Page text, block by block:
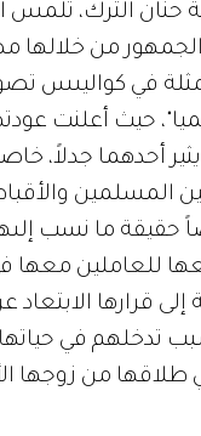
حنان الترك، تلمس
الجمهور من خلالها
في كواليىس
حيث أعلنت
أحدهما جدلاً،
المسلمين
حقيقة ما نسب
للعاملين
إلى قرارها
تدخلهم في
طلاقها من زوجها